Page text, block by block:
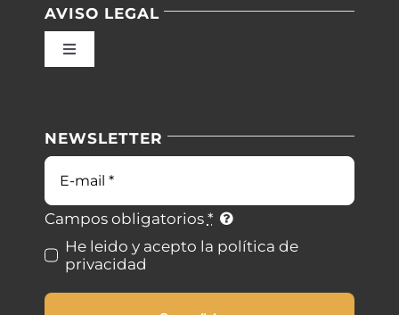
Inicio
Blog
Contacto
AVISO LEGAL
Toggle
Condiciones de uso
Ley de cookies
Desistimiento
NEWSLETTER
Correo
electrónico
Campos obligatorios *
He leido y acepto la política de
privacidad